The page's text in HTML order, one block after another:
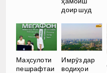
доир шуд
Маҳсулоти
пешрафтаи
Имрӯз дар
водиҳои